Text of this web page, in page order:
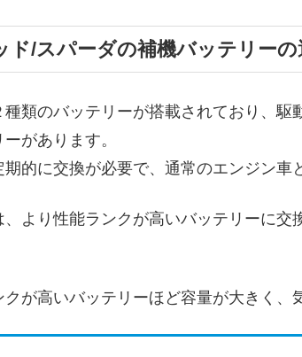
/スパーダの補機バッテリーの
類のバッテリーが搭載されており、
があります。
的に交換が必要で、通常のエンジン車
より性能ランクが高いバッテリーに
が高いバッテリーほど容量が大きく、